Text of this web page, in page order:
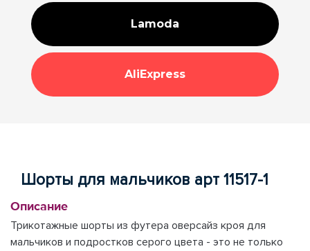
Lamoda
AliExpress
Шорты для мальчиков арт 11517-1
Описание
Трикотажные шорты из футера оверсайз кроя для
мальчиков и подростков серого цвета - это не только